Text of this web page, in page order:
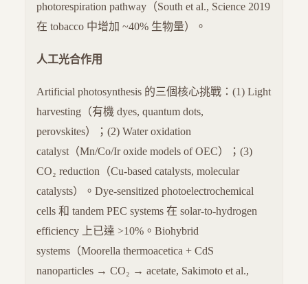
photorespiration pathway（South et al., Science 2019
在 tobacco 中增加 ~40% 生物量）。
人工光合作用
Artificial photosynthesis 的三個核心挑戰：(1) Light
harvesting（有機 dyes, quantum dots,
perovskites）；(2) Water oxidation
catalyst（Mn/Co/Ir oxide models of OEC）；(3)
CO₂ reduction（Cu-based catalysts, molecular
catalysts）。Dye-sensitized photoelectrochemical
cells 和 tandem PEC systems 在 solar-to-hydrogen
efficiency 上已達 >10%。Biohybrid
systems（Moorella thermoacetica + CdS
nanoparticles → CO₂ → acetate, Sakimoto et al.,